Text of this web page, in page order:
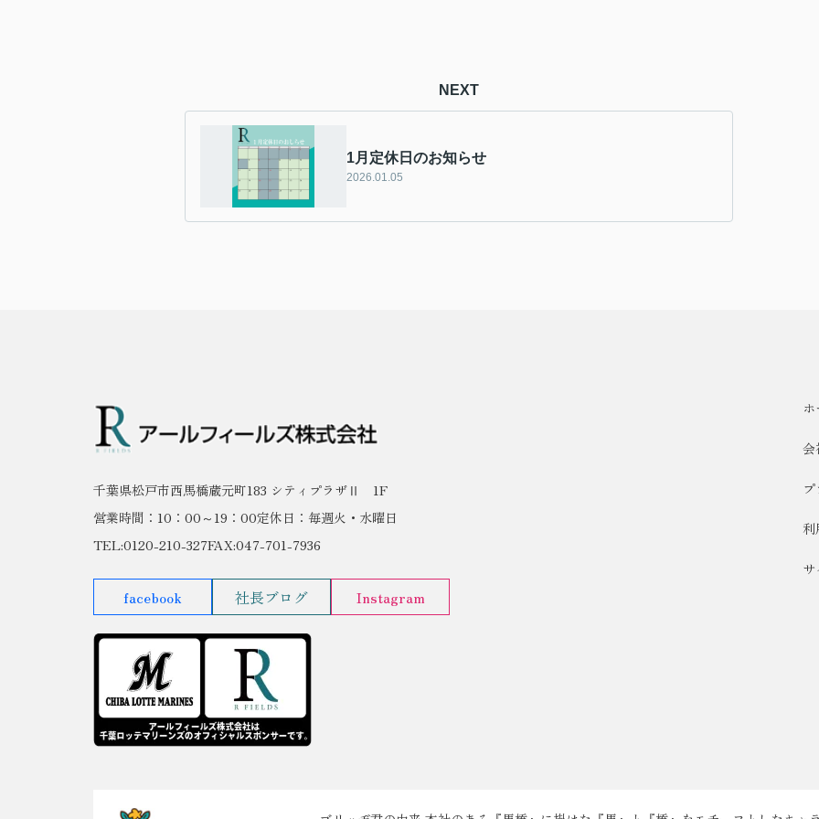
NEXT
1月定休日のお知らせ
2026.01.05
千葉県松戸市西馬橋蔵元町183 シティプラザⅡ 1F
営業時間：10：00～19：00定休日：毎週火・水曜日
TEL:0120-210-327FAX:047-701-7936
facebook 社長ブログ Instagram
ホ
利